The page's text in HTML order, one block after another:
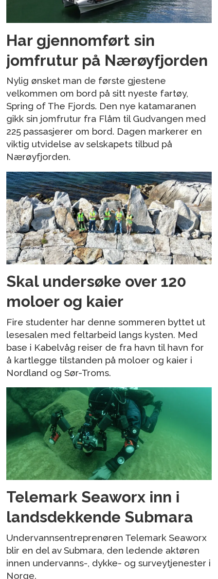
Har gjennomført sin
jomfrutur på Nærøyfjorden
Nylig ønsket man de første gjestene
velkommen om bord på sitt nyeste fartøy,
Spring of The Fjords. Den nye katamaranen
gikk sin jomfrutur fra Flåm til Gudvangen med
225 passasjerer om bord. Dagen markerer en
viktig utvidelse av selskapets tilbud på
Nærøyfjorden.
Skal undersøke over 120
moloer og kaier
Fire studenter har denne sommeren byttet ut
lesesalen med feltarbeid langs kysten. Med
base i Kabelvåg reiser de fra havn til havn for
å kartlegge tilstanden på moloer og kaier i
Nordland og Sør-Troms.
Telemark Seaworx inn i
landsdekkende Submara
Undervannsentreprenøren Telemark Seaworx
blir en del av Submara, den ledende aktøren
innen undervanns-, dykke- og surveytjenester i
Norge.